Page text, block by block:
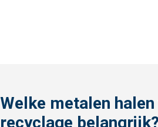
Welke metalen
recyclage belangrijk?